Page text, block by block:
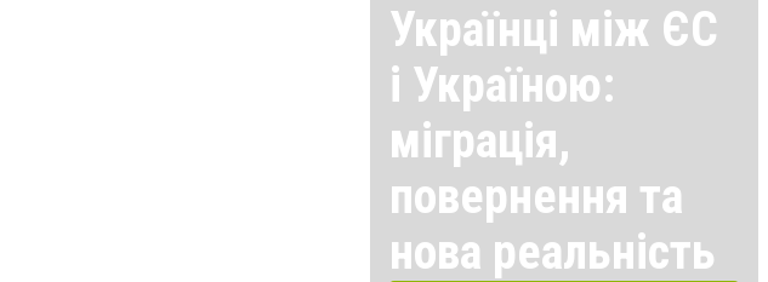
Українці між ЄС
і Україною:
міграція,
повернення та
нова реальність